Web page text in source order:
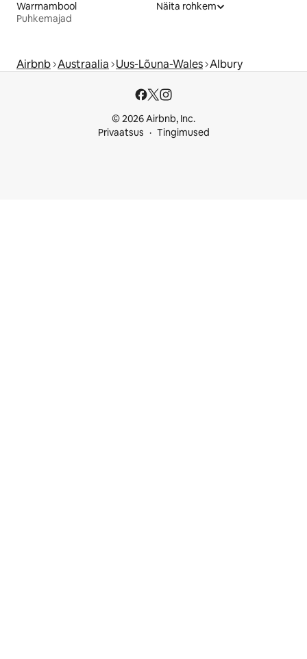
Warrnambool
Puhkemajad
Näita rohkem
Airbnb Austraalia Uus-Lõuna-Wales Albury
© 2026 Airbnb, Inc.
Privaatsus
Tingimused